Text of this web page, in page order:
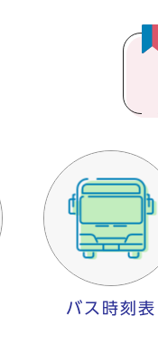
バス時刻表